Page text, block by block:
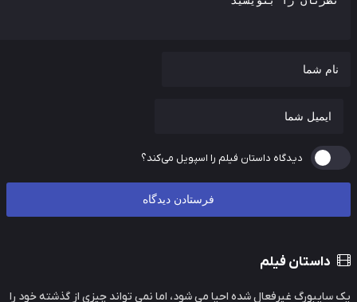
دیدگاه داستان فیلم را اسپویل می‌کند؟
داستان فیلم
غیرفعال شده احیا می شود، اما نمی تواند چیزی از گذشته خود را